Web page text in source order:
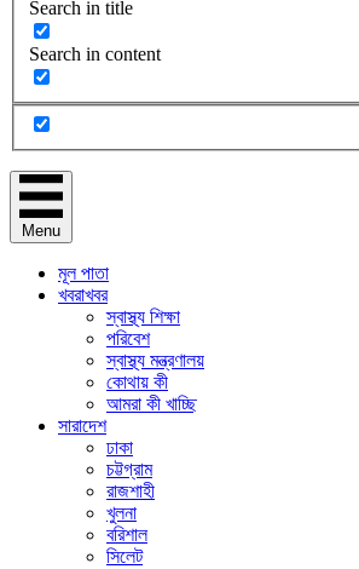
Search in title
Search in content
Menu
মূল পাতা
খবরাখবর
স্বাস্থ্য শিক্ষা
পরিবেশ
স্বাস্থ্য মন্ত্রণালয়
কোথায় কী
আমরা কী খাচ্ছি
সারাদেশ
ঢাকা
চট্টগ্রাম
রাজশাহী
খুলনা
বরিশাল
সিলেট